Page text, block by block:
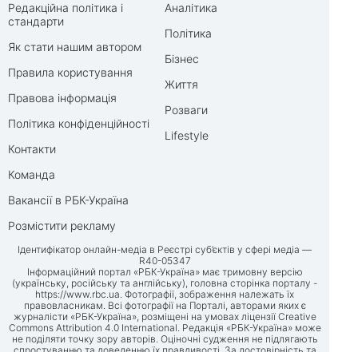
Редакційна політика і
стандарти
Як стати нашим автором
Правила користування
Правова інформація
Політика конфіденційності
Контакти
Команда
Вакансії в РБК-Україна
Розмістити рекламу
Аналітика
Політика
Бізнес
Життя
Розваги
Lifestyle
Ідентифікатор онлайн-медіа в Реєстрі суб’єктів у сфері медіа —
R40-05347
Інформаційний портал «РБК-Україна» має тримовну версію
(українську, російську та англійську), головна сторінка порталу -
https://www.rbc.ua. Фотографії, зображення належать їх
правовласникам. Всі фотографії на Порталі, авторами яких є
журналісти «РБК-Україна», розміщені на умовах ліцензії Creative
Commons Attribution 4.0 International. Редакція «РБК-Україна» може
не поділяти точку зору авторів. Оціночні судження не підлягають